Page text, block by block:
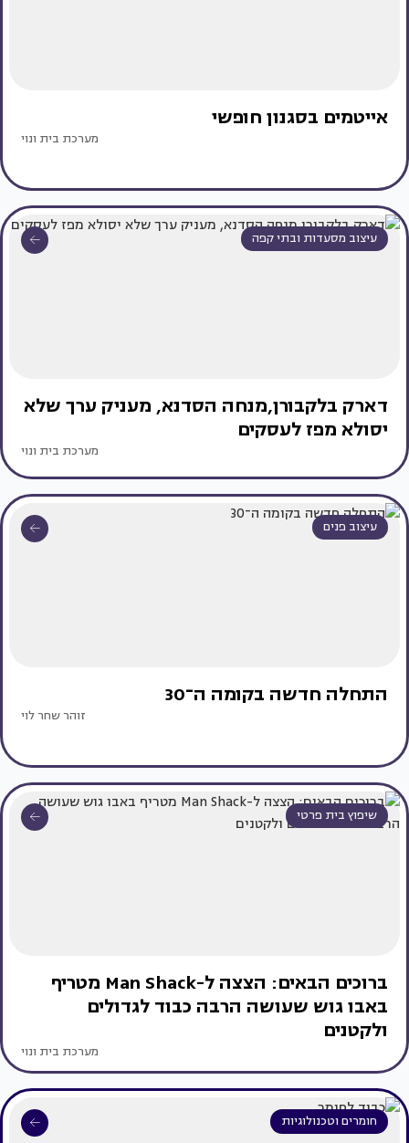
אייטמים בסגנון חופשי
מערכת בית ונוי
עיצוב מסעדות ובתי קפה
דארק בלקבורן,מנחה הסדנא, מעניק ערך שלא
יסולא מפז לעסקים
מערכת בית ונוי
עיצוב פנים
התחלה חדשה בקומה ה־30
זוהר שחר לוי
שיפוץ בית פרטי
ברוכים הבאים: הצצה ל-Man Shack מטריף
באבו גוש שעושה הרבה כבוד לגדולים
ולקטנים
מערכת בית ונוי
חומרים וטכנולוגיות